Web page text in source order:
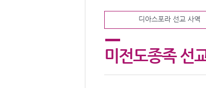
디아스포라 선교 사역
미전도종족 선